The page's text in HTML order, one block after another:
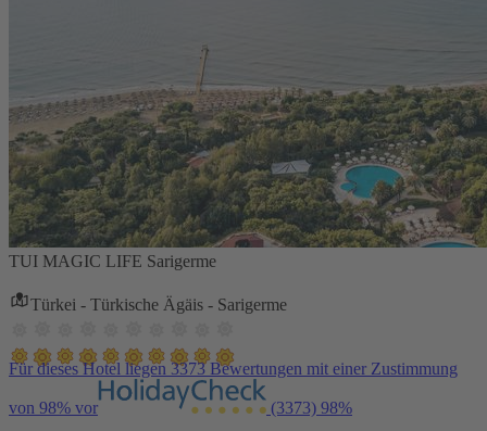
TUI MAGIC LIFE Sarigerme
Türkei - Türkische Ägäis - Sarigerme
Für dieses Hotel liegen 3373 Bewertungen mit einer Zustimmung
von 98% vor (3373) 98%